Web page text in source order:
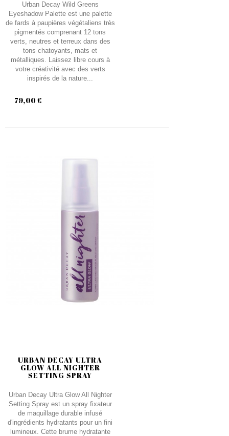
Urban Decay Wild Greens
Eyeshadow Palette est une palette
de fards à paupières végétaliens très
pigmentés comprenant 12 tons
verts, neutres et terreux dans des
tons chatoyants, mats et
métalliques. Laissez libre cours à
votre créativité avec des verts
inspirés de la nature...
79,00 €
URBAN DECAY ULTRA
GLOW ALL NIGHTER
SETTING SPRAY
Urban Decay Ultra Glow All Nighter
Setting Spray est un spray fixateur
de maquillage durable infusé
d'ingrédients hydratants pour un fini
lumineux. Cette brume hydratante